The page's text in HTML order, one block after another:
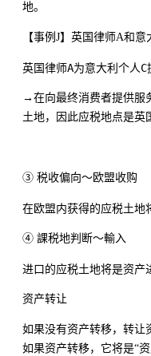
地。
【事例J】 英国律师A和意
英国律师A为意大利个人C
→ 在向最终消费者提供服
土地，因此应税地点是英
③ 税收偏向～欧盟收购
在欧盟内获得的应税土地
④ 課税地判断～輸入
进口的应税土地将是资产
资产转让
如果没有资产转移，转让
如果资产转移，它将是“资